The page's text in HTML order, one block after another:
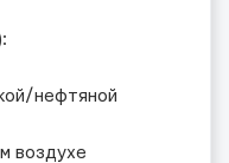
нефтяной
воздухе